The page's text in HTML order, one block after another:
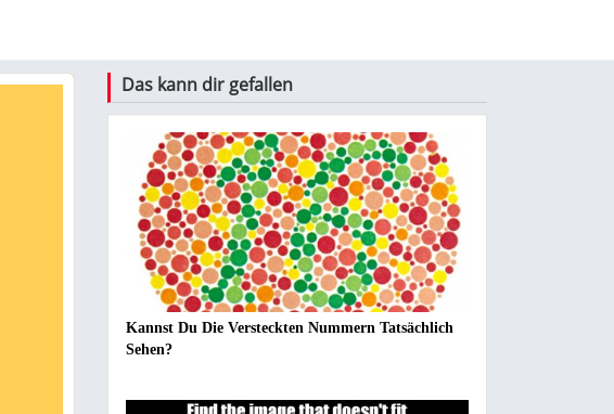
Das kann dir gefallen
Kannst Du Die Versteckten Nummern Tatsächlich
Sehen?